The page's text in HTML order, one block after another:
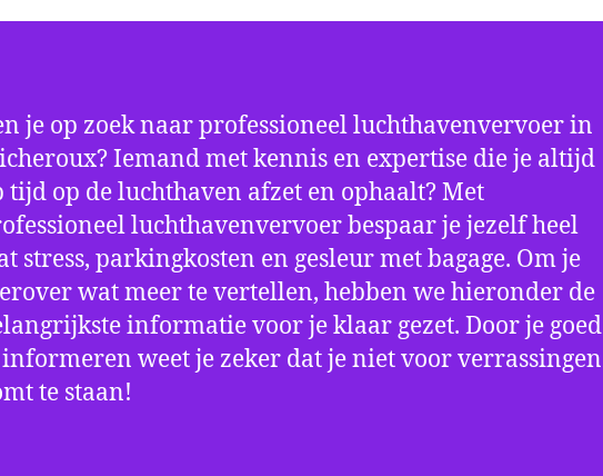
je op zoek naar professioneel luchthavenvervoer in
Iemand met kennis en expertise die je altijd
tijd op de luchthaven afzet en ophaalt? Met
luchthavenvervoer bespaar je jezelf heel
stress, parkingkosten en gesleur met bagage. Om je
wat meer te vertellen, hebben we hieronder de
informatie voor je klaar gezet. Door je goed
weet je zeker dat je niet voor verrassingen
te staan!